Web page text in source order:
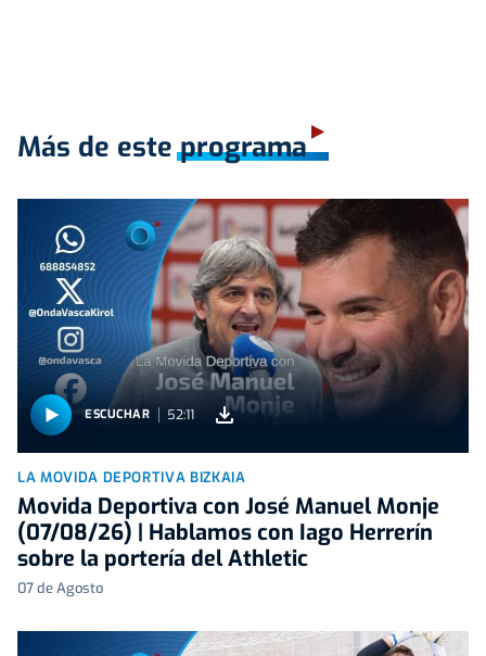
Más de este programa
ESCUCHAR 52:11
LA MOVIDA DEPORTIVA BIZKAIA
Movida Deportiva con José Manuel Monje
(07/08/26) | Hablamos con Iago Herrerín
sobre la portería del Athletic
07 de Agosto